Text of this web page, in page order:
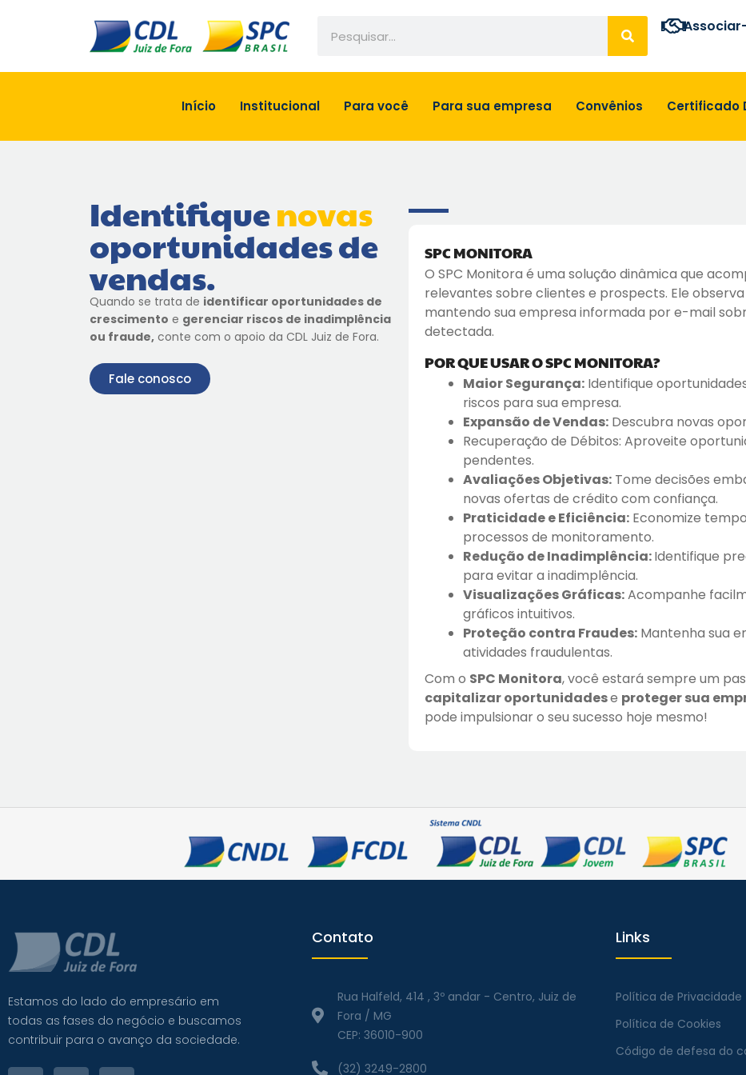
Início Institucional Para você Para sua empresa Convênios Certificado
Identifiquenovas
oportunidades de
vendas.
Quando se trata de identificar oportunidades de
crescimento e gerenciar riscos de inadimplência
ou fraude, conte com o apoio da CDL Juiz de Fora.
Fale conosco
SPC MONITORA
O SPC Monitora é uma solução dinâmica que
relevantes sobre clientes e prospects. Ele
mantendo sua empresa informada por e-mail
detectada.
POR QUE USAR O SPC MONITORA?
Maior Segurança: Identifique
riscos para sua empresa.
Expansão de Vendas: Descubra novas
Recuperação de Débitos: Aproveite
pendentes.
Avaliações Objetivas: Tome decisões
novas ofertas de crédito com confiança.
Praticidade e Eficiência: Economize
processos de monitoramento.
Redução de Inadimplência:Identifique
para evitar a inadimplência.
Visualizações Gráficas:Acompanhe
gráficos intuitivos.
Proteção contra Fraudes: Mantenha sua
atividades fraudulentas.
Com o SPC Monitora, você estará sempre um
capitalizar oportunidadese proteger sua
pode impulsionar o seu sucesso hoje mesmo!
Estamos do lado do empresário em
todas as fases do negócio e buscamos
contribuir para o avanço da sociedade.
Contato
Rua Halfeld, 414 , 3º andar - Centro, Juiz de
Fora / MG
CEP: 36010-900
(32) 3249-2800
Links
Política de Privacidade
Política de Cookies
Código de defesa do